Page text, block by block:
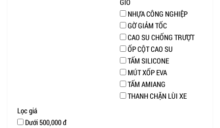
NHỰA CÔNG NGHIỆP
GỜ GIẢM TỐC
CAO SU CHỐNG TRƯỢT
ỐP CỘT CAO SU
TẤM SILICONE
MÚT XỐP EVA
TẤM AMIANG
THANH CHẶN LÙI XE
Lọc giá
Dưới 500,000 đ